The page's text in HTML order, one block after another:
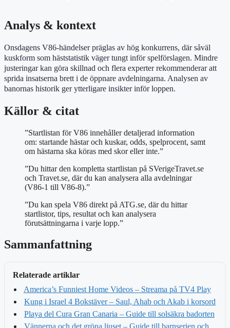
Analys & kontext
Onsdagens V86-händelser präglas av hög konkurrens, där såväl
kuskform som häststatistik väger tungt inför spelförslagen. Mindre
justeringar kan göra skillnad och flera experter rekommenderar att
sprida insatserna brett i de öppnare avdelningarna. Analysen av
banornas historik ger ytterligare insikter inför loppen.
Källor & citat
”Startlistan för V86 innehåller detaljerad information
om: startande hästar och kuskar, odds, spelprocent, samt
om hästarna ska köras med skor eller inte.”
”Du hittar den kompletta startlistan på SVerigeTravet.se
och Travet.se, där du kan analysera alla avdelningar
(V86-1 till V86-8).”
”Du kan spela V86 direkt på ATG.se, där du hittar
startlistor, tips, resultat och kan analysera
förutsättningarna i varje lopp.”
Sammanfattning
Relaterade artiklar
America’s Funniest Home Videos – Streama på TV4 Play
Kung i Israel 4 Bokstäver – Saul, Ahab och Akab i korsord
Playa del Cura Gran Canaria – Guide till solsäkra badorten